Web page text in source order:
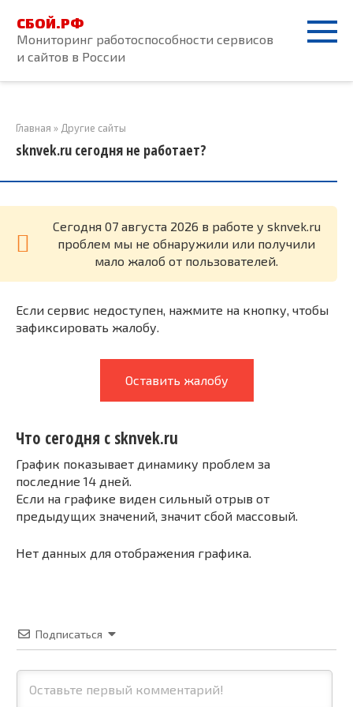
контенту
СБОЙ.РФ
Мониторинг работоспособности сервисов
и сайтов в России
Главная » Другие сайты
sknvek.ru сегодня не работает?
Cегодня 07 августа 2026 в работе у sknvek.ru
проблем мы не обнаружили или получили
мало жалоб от пользователей.
Если сервис недоступен, нажмите на кнопку, чтобы
зафиксировать жалобу.
Оставить жалобу
Что сегодня с sknvek.ru
График показывает динамику проблем за
последние 14 дней.
Если на графике виден сильный отрыв от
предыдущих значений, значит сбой массовый.
Нет данных для отображения графика.
Подписаться